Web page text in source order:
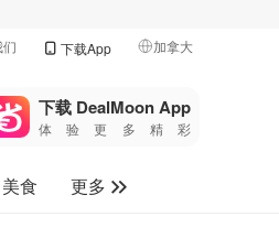
下载App 加拿大
🇺🇸
美国
🇨🇳中国
🇨🇦加拿大
下载 DealMoon App
体验更多精彩
美食
更多